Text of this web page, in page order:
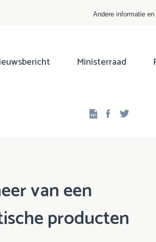
Andere informatie
Ministerraad
Facebook
van een
producten